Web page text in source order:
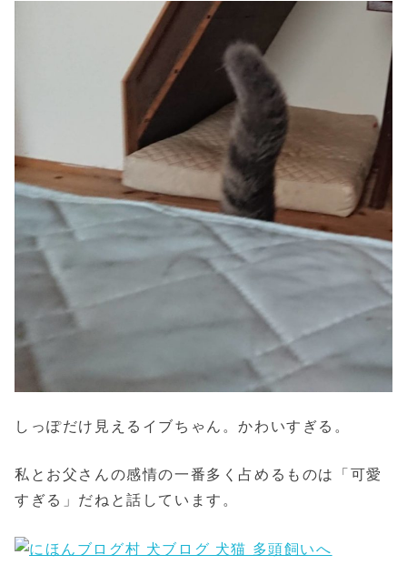
しっぽだけ見えるイブちゃん。かわいすぎる。
私とお父さんの感情の一番多く占めるものは「可愛
すぎる」だねと話しています。